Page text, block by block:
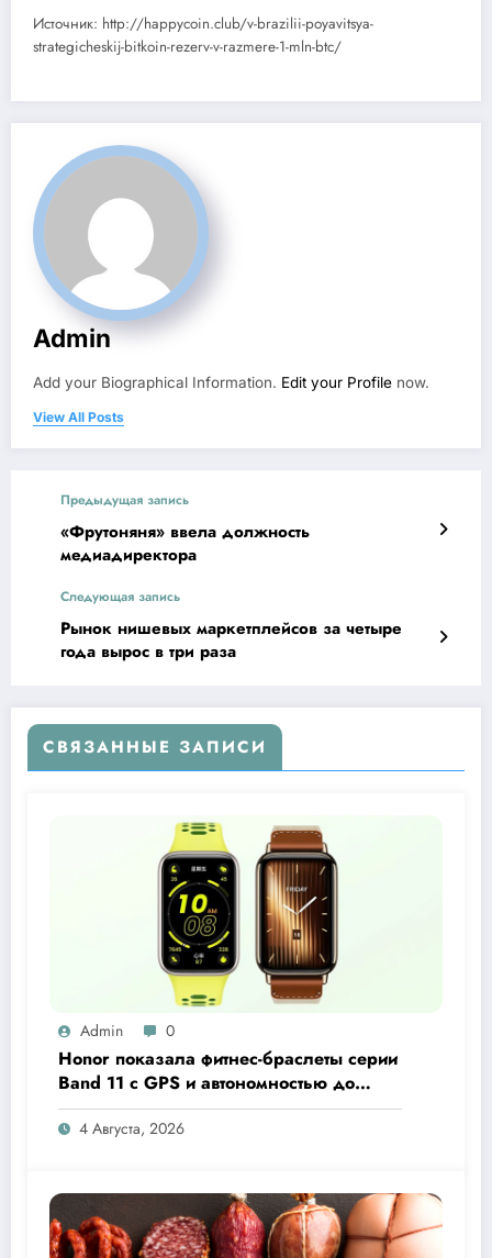
Источник: http://happycoin.club/v-brazilii-poyavitsya-
strategicheskij-bitkoin-rezerv-v-razmere-1-mln-btc/
Admin
Add your Biographical Information. Edit your Profile now.
View All Posts
Предыдущая запись
«Фрутоняня» ввела должность
медиадиректора
Следующая запись
Рынок нишевых маркетплейсов за четыре
года вырос в три раза
СВЯЗАННЫЕ ЗАПИСИ
Admin 0
Honor показала фитнес-браслеты серии
Band 11 с GPS и автономностью до
26 дней
4 Августа, 2026